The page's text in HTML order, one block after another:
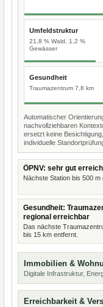
Umfeldstruktur
21,8 % Wald, 1,2 %
Gewässer
Gesundheit
Traumazentrum 7,8 km
Automatischer
nachvollziehbaren
ersetzt keine
individuelle
ÖPNV: sehr gut
Nächste Station bis 500 m
Gesundheit:
regional erreichbar
Das nächste
bis 15 km entfernt.
Immobilien &
Digitale Infrastruktur,
Erreichbarkeit &